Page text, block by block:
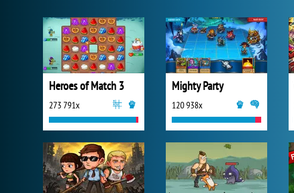
Heroes of Match 3
273 791x
Mighty Party
120 938x